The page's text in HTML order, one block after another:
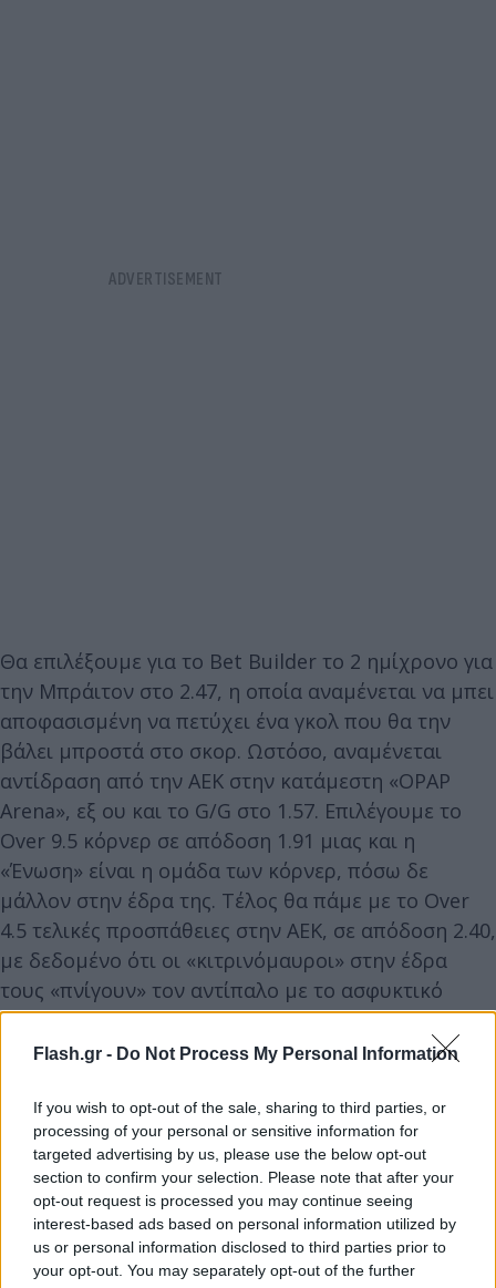
Flash.gr - Do Not Process My Personal Information
If you wish to opt-out of the sale, sharing to third parties, or
processing of your personal or sensitive information for
targeted advertising by us, please use the below opt-out
section to confirm your selection. Please note that after your
opt-out request is processed you may continue seeing
interest-based ads based on personal information utilized by
us or personal information disclosed to third parties prior to
your opt-out. You may separately opt-out of the further
Θα επιλέξουμε για το Bet Builder το 2 ημίχρονο για
την Μπράιτον στο 2.47, η οποία αναμένεται να μπει
αποφασισμένη να πετύχει ένα γκολ που θα την
βάλει μπροστά στο σκορ. Ωστόσο, αναμένεται
αντίδραση από την ΑΕΚ στην κατάμεστη «OPAP
Arena», εξ ου και το G/G στο 1.57. Επιλέγουμε το
Over 9.5 κόρνερ σε απόδοση 1.91 μιας και η
«Ένωση» είναι η ομάδα των κόρνερ, πόσω δε
μάλλον στην έδρα της. Τέλος θα πάμε με το Over
4.5 τελικές προσπάθειες στην ΑΕΚ, σε απόδοση 2.40,
με δεδομένο ότι οι «κιτρινόμαυροι» στην έδρα
τους «πνίγουν» τον αντίπαλο με το ασφυκτικό
πρέσινγκ τους.
Για το θαύμα ο Παναθηναϊκός
Ο Παναθηναϊκός στο ελληνικό πρωτάθλημα υπέστη
ήττα από τον Άρη με 2-0. Επιπλέον, οι δύο ήττες
από την Ρεν τον έφεραν εκτός δυάδας στον όμιλο